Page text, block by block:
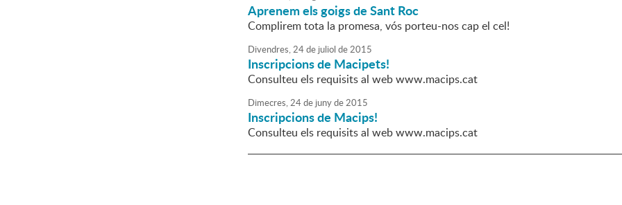
Aprenem els goigs de Sant Roc
Complirem tota la promesa, vós porteu-nos cap el cel!
Divendres,24de juliol de2015
Inscripcions de Macipets!
Consulteu els requisits al web www.macips.cat
Dimecres,24de junyde2015
Inscripcions de Macips!
Consulteu els requisits al web www.macips.cat